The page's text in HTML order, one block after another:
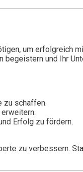
um erfolgreich
und Ihr
zu schaffen.
Erfolg zu fördern.
zu verbessern.